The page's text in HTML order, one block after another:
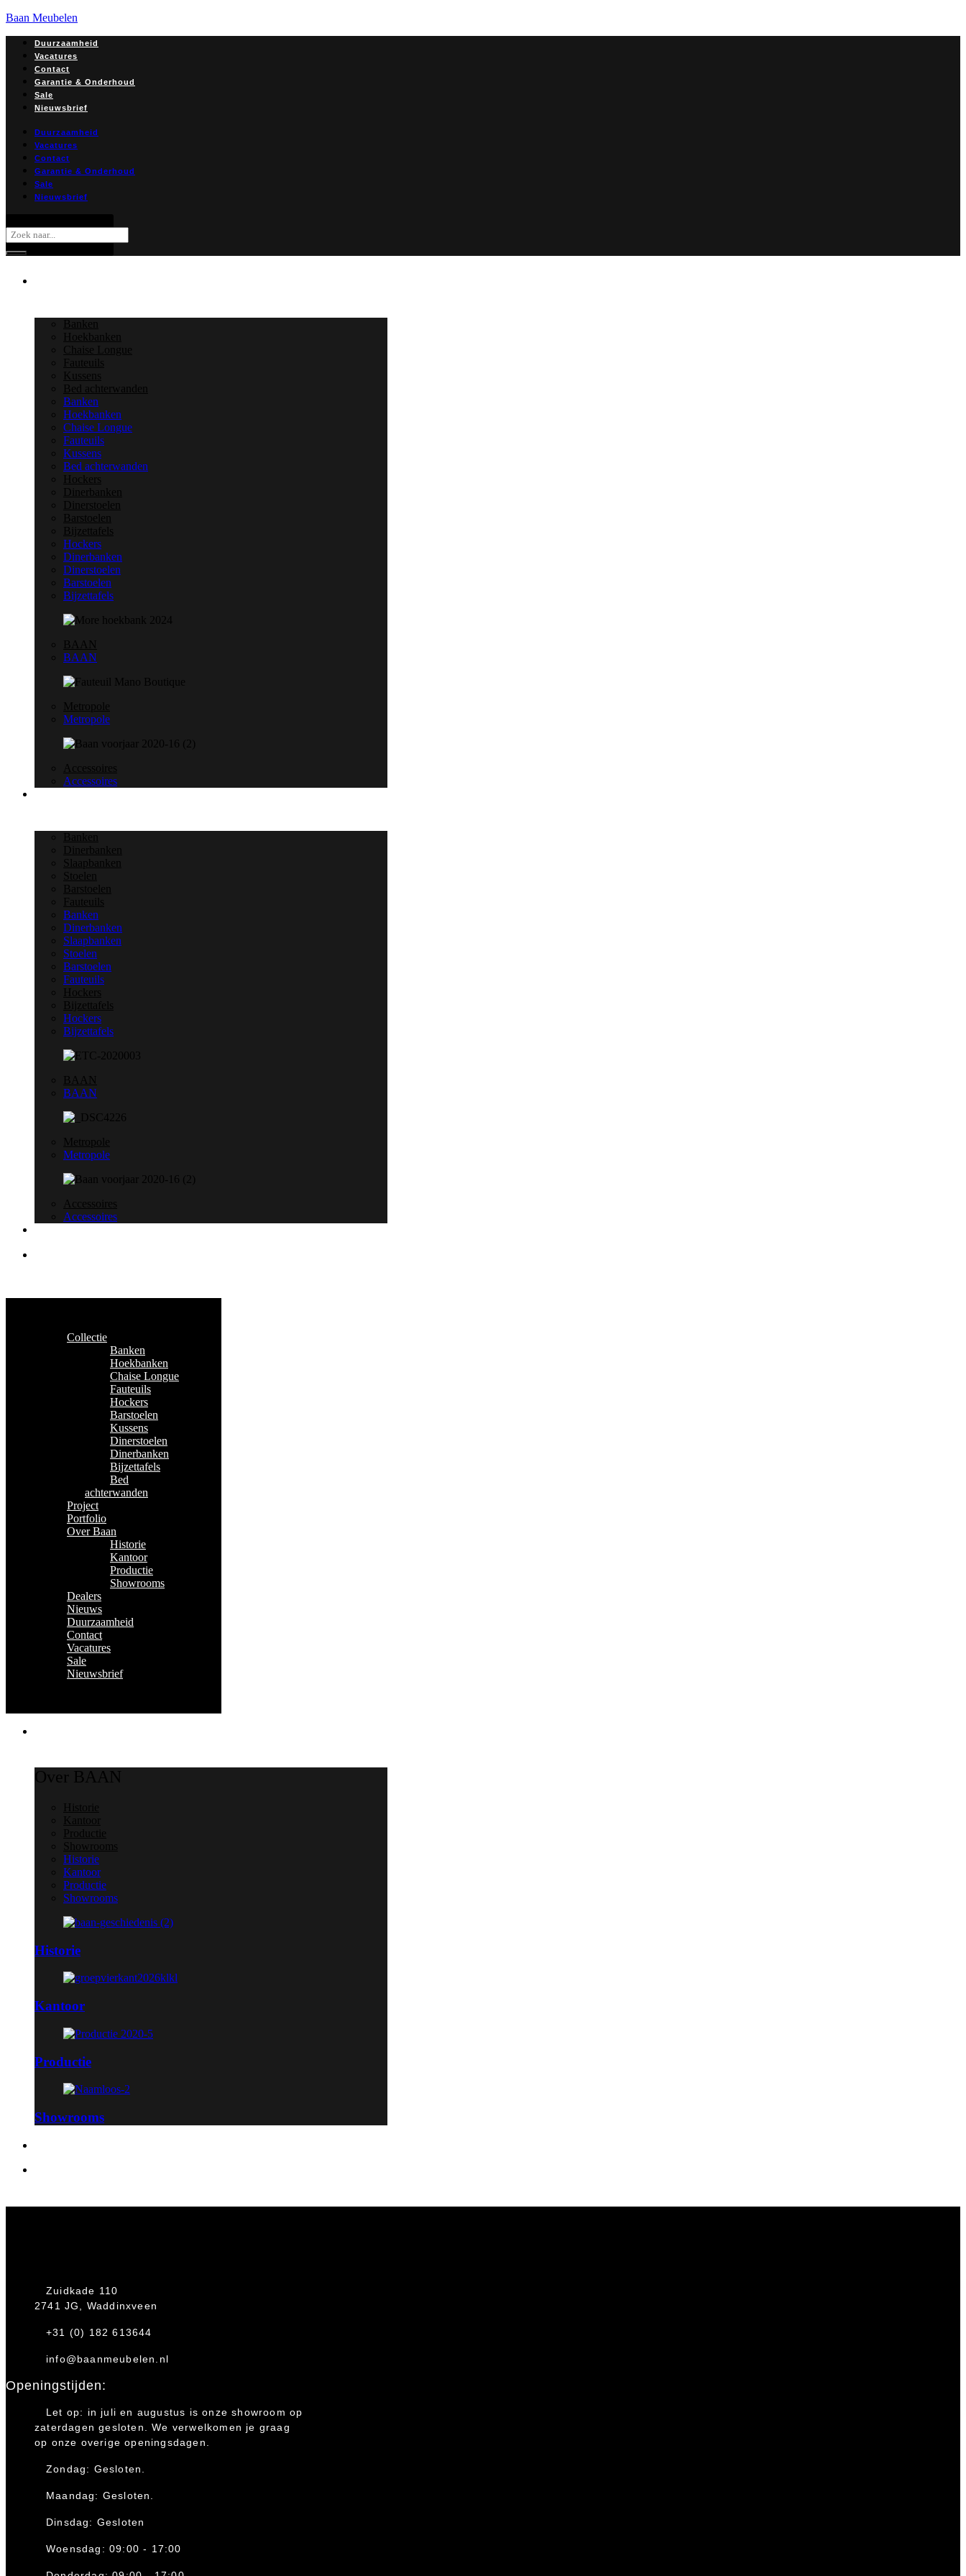
Baan Meubelen
Duurzaamheid
Vacatures
Contact
Garantie & Onderhoud
Sale
Nieuwsbrief
Duurzaamheid
Vacatures
Contact
Garantie & Onderhoud
Sale
Nieuwsbrief
Banken
Hoekbanken
Chaise Longue
Fauteuils
Kussens
Bed achterwanden
Banken
Hoekbanken
Chaise Longue
Fauteuils
Kussens
Bed achterwanden
Hockers
Dinerbanken
Dinerstoelen
Barstoelen
Bijzettafels
Hockers
Dinerbanken
Dinerstoelen
Barstoelen
Bijzettafels
BAAN
BAAN
Metropole
Metropole
Accessoires
Accessoires
Banken
Dinerbanken
Slaapbanken
Stoelen
Barstoelen
Fauteuils
Banken
Dinerbanken
Slaapbanken
Stoelen
Barstoelen
Fauteuils
Hockers
Bijzettafels
Hockers
Bijzettafels
BAAN
BAAN
Metropole
Metropole
Accessoires
Accessoires
Collectie
Banken
Hoekbanken
Chaise Longue
Fauteuils
Hockers
Barstoelen
Kussens
Dinerstoelen
Dinerbanken
Bijzettafels
Bed
achterwanden
Project
Portfolio
Over Baan
Historie
Kantoor
Productie
Showrooms
Dealers
Nieuws
Duurzaamheid
Contact
Vacatures
Sale
Nieuwsbrief
Over BAAN
Historie
Kantoor
Productie
Showrooms
Historie
Kantoor
Productie
Showrooms
Historie
Kantoor
Productie
Showrooms
Zuidkade 110
2741 JG, Waddinxveen
+31 (0) 182 613644
info@baanmeubelen.nl
Openingstijden:
Let op: in juli en augustus is onze showroom op
zaterdagen gesloten. We verwelkomen je graag
op onze overige openingsdagen.
Zondag: Gesloten.
Maandag: Gesloten.
Dinsdag: Gesloten
Woensdag: 09:00 - 17:00